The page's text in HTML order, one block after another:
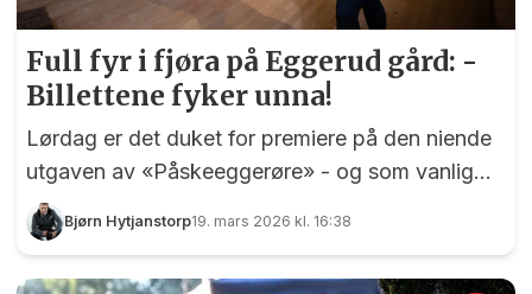
Full fyr i fjøra på Eggerud gård: -
Billettene fyker unna!
Lørdag er det duket for premiere på den niende
utgaven av «Påskeeggerøre» - og som vanlig
foregår galskapen i hønsegården på Fløygir.
Bjørn Hytjanstorp19. mars 2026 kl. 16:38